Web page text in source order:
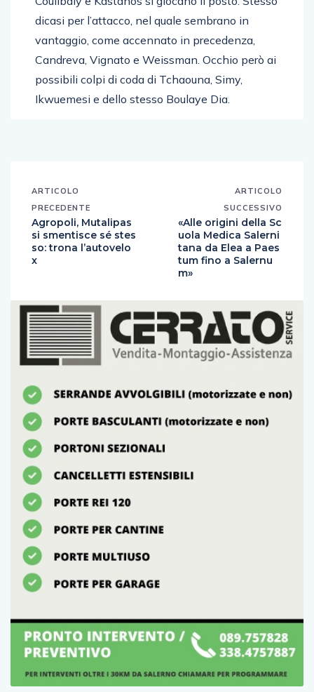
dicasi per l’attacco, nel quale sembrano in
vantaggio, come accennato in precedenza,
Candreva, Vignato e Weissman. Occhio però ai
possibili colpi di coda di Tchaouna, Simy,
Ikwuemesi e dello stesso Boulaye Dia.
ARTICOLO
PRECEDENTE
Agropoli, Mutalipas
si smentisce sé stes
so: trona l’autovelo
x
ARTICOLO
SUCCESSIVO
«Alle origini della Sc
uola Medica Salerni
tana da Elea a Paes
tum fino a Salernu
m»